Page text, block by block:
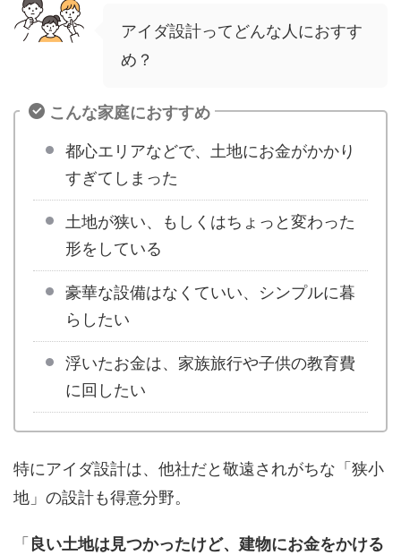
アイダ設計ってどんな人におすす
め？
こんな家庭におすすめ
都心エリアなどで、土地にお金がかかり
すぎてしまった
土地が狭い、もしくはちょっと変わった
形をしている
豪華な設備はなくていい、シンプルに暮
らしたい
浮いたお金は、家族旅行や子供の教育費
に回したい
特にアイダ設計は、他社だと敬遠されがちな「狭小
地」の設計も得意分野。
「 良い土地は見つかったけど、建物にお金をかける